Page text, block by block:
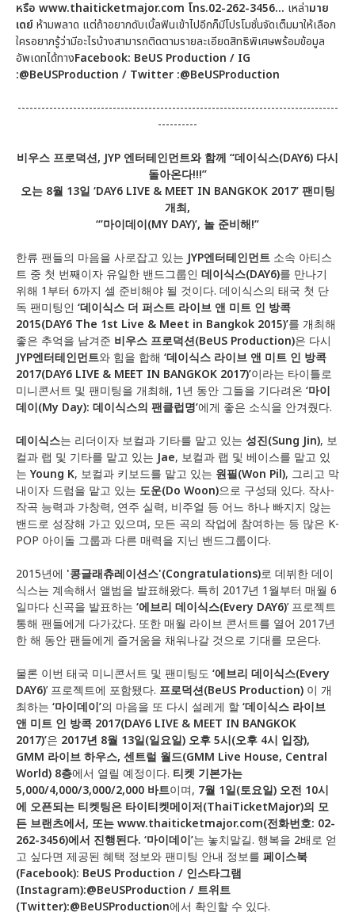
หรือ www.thaiticketmajor.com โทร.02-262-3456… เหล่ามาย
เดย์ห้ามพลาด แต่ถ้าอยากดับเบิ้ลฟินเข้าไปอีกก็มีโปรโมชั่นจัดเต็มมาให้เลือก
ใครอยากรู้ว่ามีอะไรบ้างสามารถติดตามรายละเอียดสิทธิพิเศษพร้อมข้อมูล
อัพเดทได้ทางFacebook: BeUS Production / IG
:@BeUSProduction / Twitter :@BeUSProduction
---------------------------------------------------------------------------------
----------
비우스 프로덕션, JYP 엔터테인먼트와 함께 “데이식스(DAY6) 다시
돌아온다!!!”
오는8월 13일 ‘DAY6 LIVE & MEET IN BANGKOK 2017’ 팬미팅
개최,
“’마이데이(MY DAY)’, 놀 준비해!”
한류 팬들의 마음을 사로잡고 있는 JYP엔터테인먼트 소속 아티스
트 중 첫 번째이자 유일한 밴드그룹인 데이식스(DAY6)를 만나기
위해 1부터 6까지 셀 준비해야 될 것이다. 데이식스의 태국 첫 단
독 팬미팅인 ‘데이식스 더 퍼스트 라이브 앤 미트 인 방콕
2015(DAY6 The 1st Live & Meet in Bangkok 2015)’를 개최해
좋은 추억을 남겨준 비우스 프로덕션(BeUS Production)은 다시
JYP엔터테인먼트와 힘을 합해 ‘데이식스 라이브 앤 미트 인 방콕
2017(DAY6 LIVE & MEET IN BANGKOK 2017)’이라는 타이틀로
미니콘서트 및 팬미팅을 개최해, 1년 동안 그들을 기다려온 ‘마이
데이(My Day): 데이식스의 팬클럽명’에게 좋은 소식을 안겨줬다.
데이식스는 리더이자 보컬과 기타를 맡고 있는 성진(Sung Jin), 보
컬과 랩 및 기타를 맡고 있는 Jae, 보컬과 랩 및 베이스를 맡고 있
는 Young K, 보컬과 키보드를 맡고 있는 원필(Won Pil), 그리고 막
내이자 드럼을 맡고 있는 도운(Do Woon)으로 구성돼 있다. 작사-
작곡 능력과 가창력, 연주 실력, 비주얼 등 어느 하나 빠지지 않는
밴드로 성장해 가고 있으며, 모든 곡의 작업에 참여하는 등 많은 K-
POP 아이돌 그룹과 다른 매력을 지닌 밴드그룹이다.
2015년에 '콩글래츄레이션스'(Congratulations)로 데뷔한 데이
식스는 계속해서 앨범을 발표해왔다. 특히 2017년 1월부터 매월 6
일마다 신곡을 발표하는 ‘에브리 데이식스(Every DAY6)’ 프로젝트
통해 팬들에게 다가갔다. 또한 매월 라이브 콘서트를 열어 2017년
한 해 동안 팬들에게 즐거움을 채워나갈 것으로 기대를 모은다.
물론 이번 태국 미니콘서트 및 팬미팅도 ‘에브리 데이식스(Every
DAY6)’ 프로젝트에 포함됐다. 프로덕션(BeUS Production) 이 개
최하는 ‘마이데이’의 마음을 또 다시 설레게 할‘데이식스 라이브
앤 미트 인 방콕 2017(DAY6 LIVE & MEET IN BANGKOK
2017)’은 2017년 8월 13일(일요일) 오후 5시(오후 4시 입장),
GMM 라이브 하우스, 센트럴 월드(GMM Live House, Central
World) 8층에서 열릴 예정이다. 티켓 기본가는
5,000/4,000/3,000/2,000 바트이며, 7월 1일(토요일) 오전 10시
에 오픈되는 티켓팅은 타이티켓메이저(ThaiTicketMajor)의 모
든 브랜츠에서, 또는 www.thaiticketmajor.com(전화번호: 02-
262-3456)에서 진행된다. ‘마이데이’는 놓치말길. 행복을 2배로 얻
고 싶다면 제공된 혜택 정보와 팬미팅 안내 정보를 페이스북
(Facebook): BeUS Production / 인스타그램
(Instagram):@BeUSProduction / 트위트
(Twitter):@BeUSProduction에서 확인할 수 있다.